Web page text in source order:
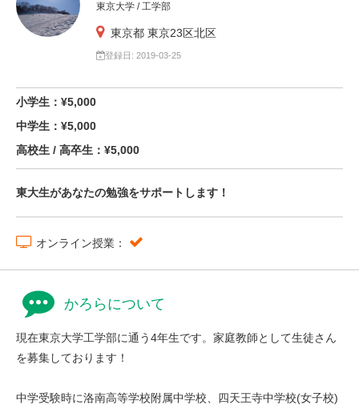
東京大学 / 工学部
東京都 東京23区北区
登録日: 2019-03-25
小学生：¥5,000
中学生：¥5,000
高校生 / 高卒生：¥5,000
東大生があなたの勉強をサポートします！
オンライン授業：
かろらについて
現在東京大学工学部に通う4年生です。家庭教師として生徒さん
を募集しております！
中学受験時に洛南高等学校附属中学校、四天王寺中学校(女子校)